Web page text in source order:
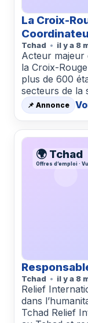
La Croix-
Tchad il y a 8
Acteur majeur
la Croix-
plus de 600
secteurs de la
📌 Annonce
🌍 Tchad
Offres d’emploi ·
Tchad il y a 8
Relief
dans
Tchad Relief